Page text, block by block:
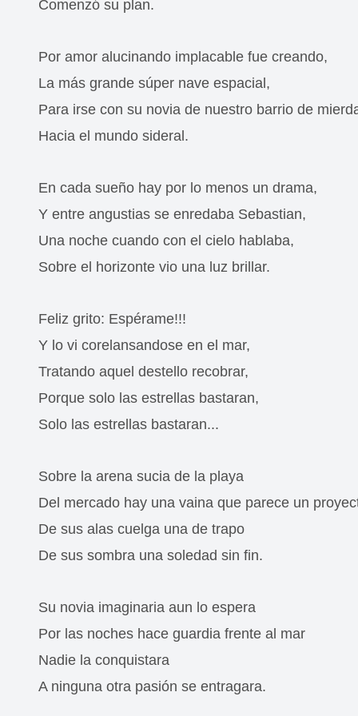
Comenzó su plan.
Por amor alucinando implacable fue creando,
La más grande súper nave espacial,
Para irse con su novia de nuestro barrio de
Hacia el mundo sideral.
En cada sueño hay por lo menos un drama,
Y entre angustias se enredaba Sebastian,
Una noche cuando con el cielo hablaba,
Sobre el horizonte vio una luz brillar.
Feliz grito: Espérame!!!
Y lo vi corelansandose en el mar,
Tratando aquel destello recobrar,
Porque solo las estrellas bastaran,
Solo las estrellas bastaran...
Sobre la arena sucia de la playa
Del mercado hay una vaina que parece un
De sus alas cuelga una de trapo
De sus sombra una soledad sin fin.
Su novia imaginaria aun lo espera
Por las noches hace guardia frente al mar
Nadie la conquistara
A ninguna otra pasión se entragara.